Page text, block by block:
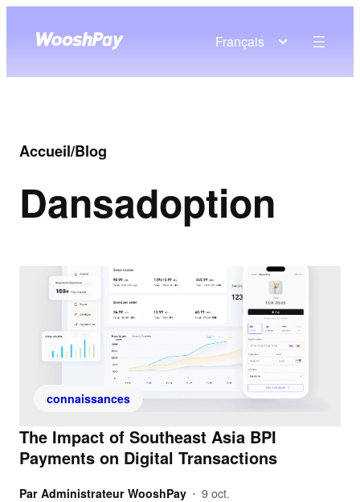
Français
Accueil/Blog
Dansadoption
connaissances
The Impact of Southeast Asia BPI
Payments on Digital Transactions
Par Administrateur WooshPay • 9 oct.